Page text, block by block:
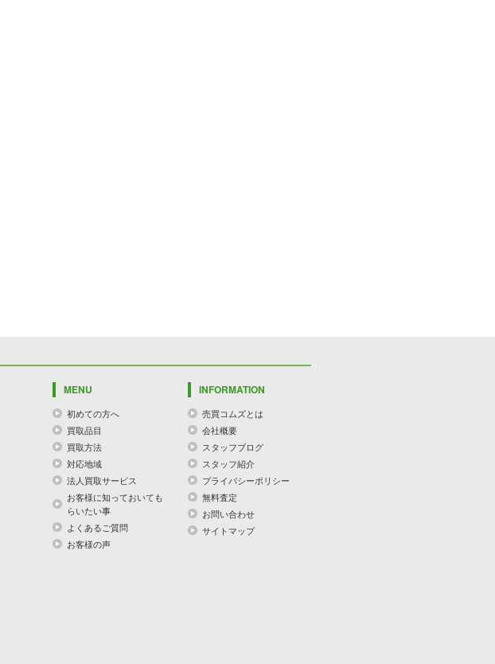
MENU
初めての方へ
買取品目
買取方法
対応地域
法人買取サービス
お客様に知っておいても
らいたい事
よくあるご質問
お客様の声
INFORMATION
売買コムズとは
会社概要
スタッフブログ
スタッフ紹介
プライバシーポリシー
無料査定
お問い合わせ
サイトマップ